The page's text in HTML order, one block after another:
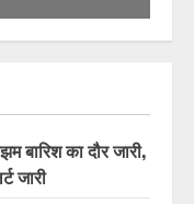
बारिश का दौर जारी,
जारी